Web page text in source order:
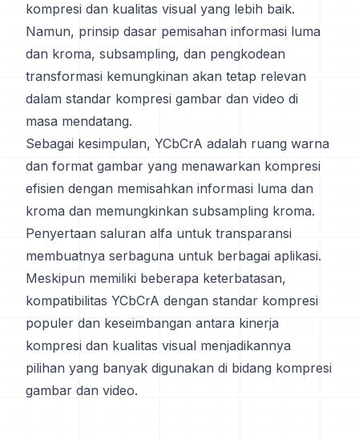
kompresi dan kualitas visual yang lebih baik.
Namun, prinsip dasar pemisahan informasi luma
dan kroma, subsampling, dan pengkodean
transformasi kemungkinan akan tetap relevan
dalam standar kompresi gambar dan video di
masa mendatang.
Sebagai kesimpulan, YCbCrA adalah ruang warna
dan format gambar yang menawarkan kompresi
efisien dengan memisahkan informasi luma dan
kroma dan memungkinkan subsampling kroma.
Penyertaan saluran alfa untuk transparansi
membuatnya serbaguna untuk berbagai aplikasi.
Meskipun memiliki beberapa keterbatasan,
kompatibilitas YCbCrA dengan standar kompresi
populer dan keseimbangan antara kinerja
kompresi dan kualitas visual menjadikannya
pilihan yang banyak digunakan di bidang kompresi
gambar dan video.